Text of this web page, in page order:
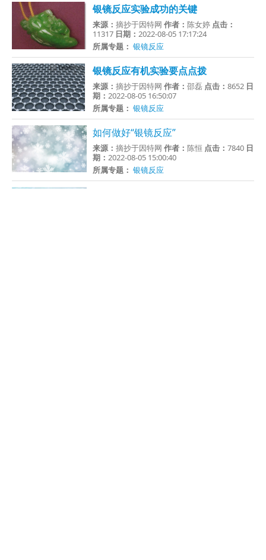
银镜反应实验成功的关键
来源：摘抄于因特网作者：陈女婷 点击：
11317 日期：2022-08-05 17:17:24
所属专题： 银镜反应
银镜反应有机实验要点点拨
来源：摘抄于因特网作者：邵磊 点击：8652 日
期：2022-08-05 16:50:07
所属专题： 银镜反应
如何做好“银镜反应”
来源：摘抄于因特网作者：陈恒 点击：7840 日
期：2022-08-05 15:00:40
所属专题： 银镜反应